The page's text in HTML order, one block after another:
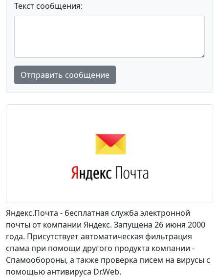
Текст сообщения:
Отправить сообщение
Яндекс.Почта - бесплатная служба электронной
почты от компании Яндекс. Запущена 26 июня 2000
года. Присутствует автоматическая фильтрация
спама при помощи другого продукта компании -
Спамообороны, а также проверка писем на вирусы с
помощью антивируса Dr.Web.